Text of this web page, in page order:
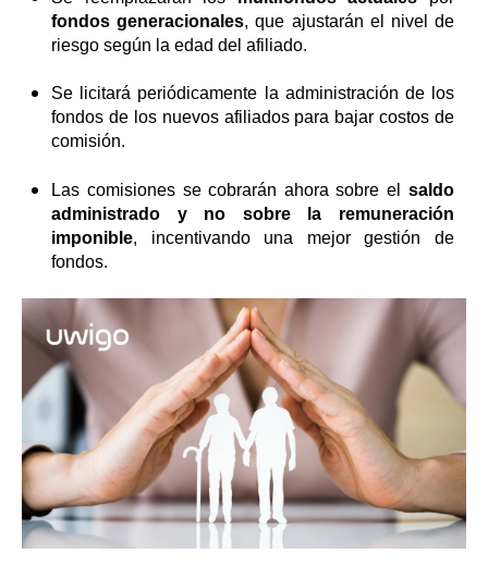
fondos generacionales, que ajustarán el nivel de
riesgo según la edad del afiliado.
Se licitará periódicamente la administración de los
fondos de los nuevos afiliados para bajar costos de
comisión.
Las comisiones se cobrarán ahora sobre el saldo
administrado y no sobre la remuneración
imponible, incentivando una mejor gestión de
fondos.